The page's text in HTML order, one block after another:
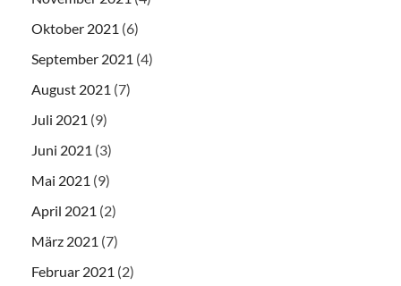
Oktober 2021 (6)
September 2021 (4)
August 2021 (7)
Juli 2021 (9)
Juni 2021 (3)
Mai 2021 (9)
April 2021 (2)
März 2021 (7)
Februar 2021 (2)